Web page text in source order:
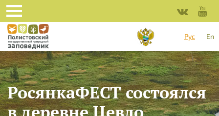
Перейти к основному содержанию
Рус
En
РосянкаФЕСТ состоялся